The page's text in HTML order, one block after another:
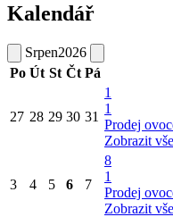
Kalendář
Srpen2026
Po Út St Čt Pá
27 28 29 30 31
1
1
Prodej
Zobrazit
3 4 5 6 7
8
1
Prodej
Zobrazit